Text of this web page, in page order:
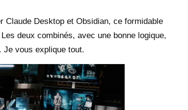
Claude Desktop et Obsidian, ce formidable
Les deux combinés, avec une bonne logique,
Je vous explique tout.